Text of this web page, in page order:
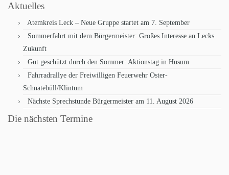
Aktuelles
Atemkreis Leck – Neue Gruppe startet am 7. September
Sommerfahrt mit dem Bürgermeister: Großes Interesse an Lecks
Zukunft
Gut geschützt durch den Sommer: Aktionstag in Husum
Fahrradrallye der Freiwilligen Feuerwehr Oster-
Schnatebüll/Klintum
Nächste Sprechstunde Bürgermeister am 11. August 2026
Die nächsten Termine